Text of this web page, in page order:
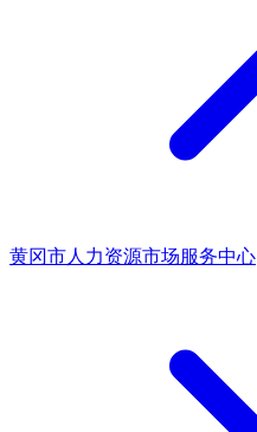
黄冈市人力资源市场服务中心